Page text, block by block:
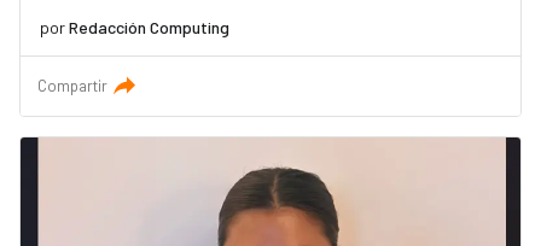
porRedacción Computing
Compartir